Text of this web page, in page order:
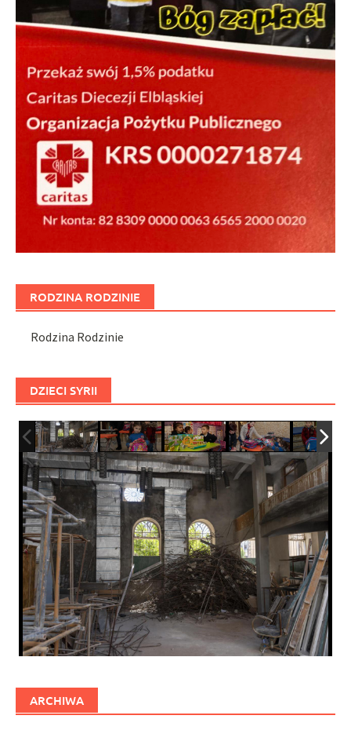
RODZINA RODZINIE
Rodzina Rodzinie
DZIECI SYRII
ARCHIWA